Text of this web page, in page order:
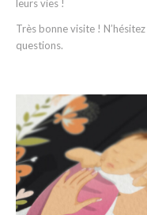
leurs vies !
Très bonne visite !
questions.